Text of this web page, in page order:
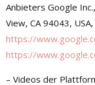
Anbieters Google
View, CA 94043,
https://
https://
– Videos der